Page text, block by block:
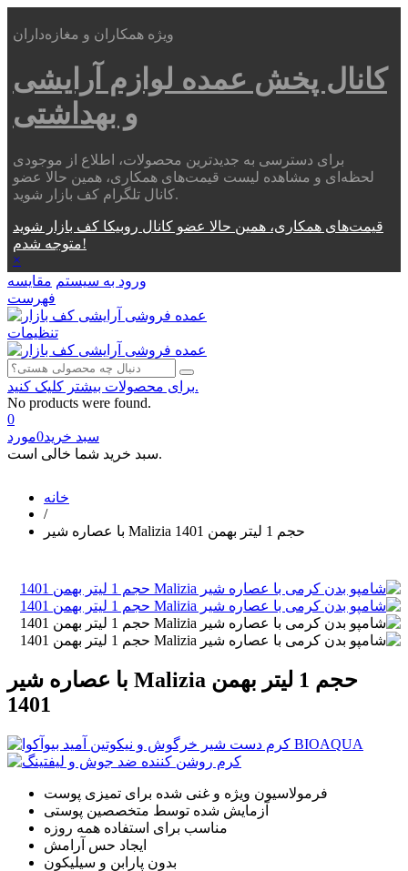
ویژه همکاران و مغازه‌داران
کانال پخش عمده لوازم آرایشی
و بهداشتی
برای دسترسی به جدیدترین محصولات، اطلاع از موجودی
لحظه‌ای و مشاهده لیست قیمت‌های همکاری، همین حالا عضو
کانال تلگرام کف بازار شوید.
قیمت‌های همکاری، همین حالا عضو کانال روبیکا کف بازار شوید
متوجه شدم!
×
ورود به سیستم مقایسه
فهرست
تنظیمات
برای محصولات بیشتر کلیک کنید.
No products were found.
0
سبد خرید0مورد
سبد خرید شما خالی است.
خانه
/
با عصاره شیر Malizia حجم 1 لیتر بهمن 1401
با عصاره شیر Malizia حجم 1 لیتر بهمن
1401
فرمولاسیون ویژه و غنی شده برای تمیزی پوست
آزمایش شده توسط متخصصین پوستی
مناسب برای استفاده همه روزه
ایجاد حس آرامش
بدون پارابن و سیلیکون